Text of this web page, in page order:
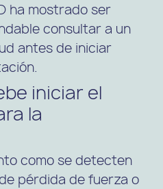
ha mostrado ser
consultar a un
antes de iniciar
iniciar el
la
como se detecten
pérdida de fuerza o